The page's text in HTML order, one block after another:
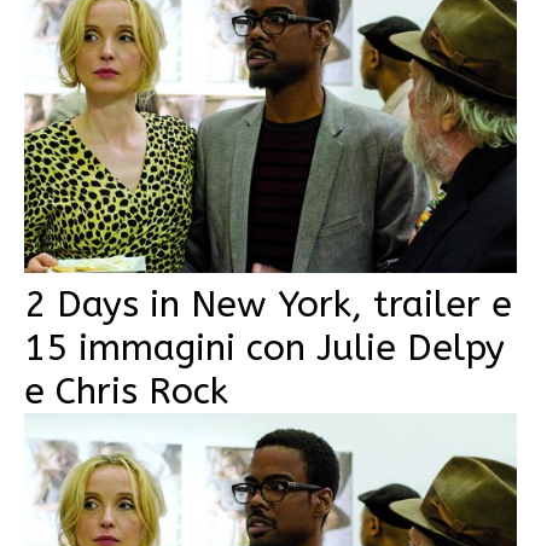
2 Days in New York, trailer e
15 immagini con Julie Delpy
e Chris Rock